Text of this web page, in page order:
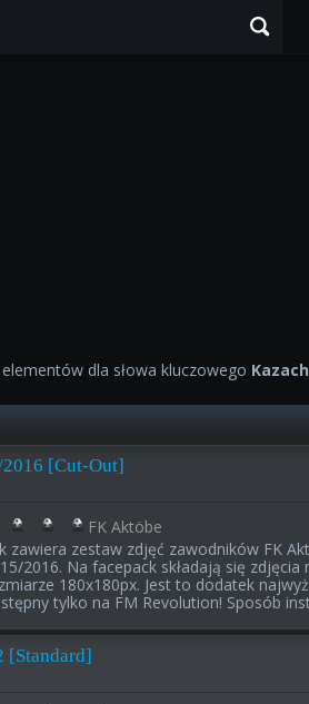
dla słowa kluczowego
[Cut-Out]
FK Aktöbe
zawiera zestaw zdjęć zawodników FK
2016. Na facepack składają się zdjęcia
180x180px. Jest to dodatek
tylko na FM Revolution! Sposób
[Standard]